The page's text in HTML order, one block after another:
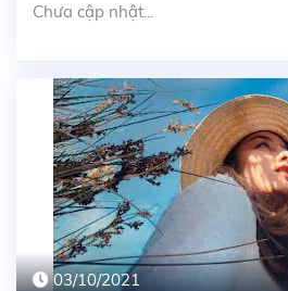
Chưa cập nhật...
03/10/2021